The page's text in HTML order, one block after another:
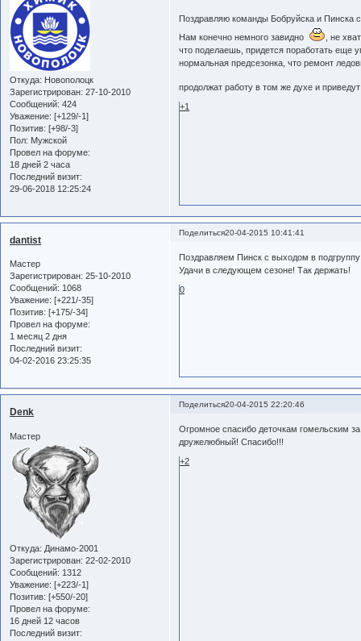
Откуда: Новополоцк
Зарегистрирован: 27-10-2010
Сообщений: 424
Уважение: [+129/-1]
Позитив: [+98/-3]
Пол: Мужской
Провел на форуме:
18 дней 2 часа
Последний визит:
29-06-2018 12:25:24
Поздравляю команды Бобруйска и
Нам конечно немного завидно
, не
что поделаешь, придется поработать еще
нормальная предсезонка, что ремонт
продолжат работу в том же духе и
+1
Поделиться20-04-2015 10:41:41
dantist
Мастер
Зарегистрирован: 25-10-2010
Сообщений: 1068
Уважение: [+221/-35]
Позитив: [+175/-34]
Провел на форуме:
1 месяц 2 дня
Последний визит:
04-02-2016 23:25:35
Поздравляем Пинск с выходом в
Удачи в следующем сезоне! Так держать!
0
Поделиться20-04-2015 22:20:46
Denk
Мастер
Откуда: Динамо-2001
Зарегистрирован: 22-02-2010
Сообщений: 1312
Уважение: [+223/-1]
Позитив: [+550/-20]
Провел на форуме:
16 дней 12 часов
Последний визит:
Огромное спасибо деточкам гомельским
дружелюбный! Спасибо!!!
+2